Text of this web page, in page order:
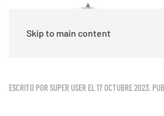
Skip to main content
ESCRITO POR SUPER USER EL17 OCTUBRE 2023.